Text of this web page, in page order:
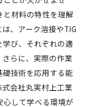
溶接資格
その応用
もたらす理由
割と展望
築に必要な溶接
材料の特性を理解
、アーク溶接やTIG
び、それぞれの適
らに、実際の作業
技術を応用する能
会社丸実村上工業
して学べる環境が